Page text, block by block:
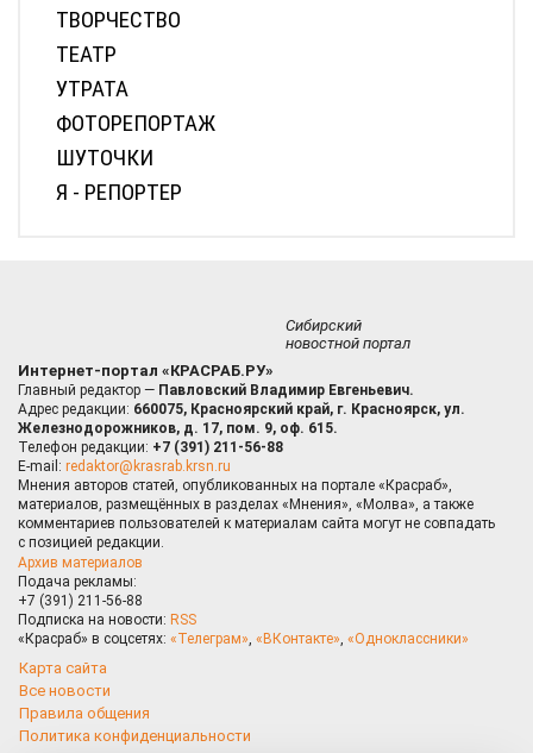
ТВОРЧЕСТВО
ТЕАТР
УТРАТА
ФОТОРЕПОРТАЖ
ШУТОЧКИ
Я - РЕПОРТЕР
Сибирский
новостной портал
Интернет-портал «КРАСРАБ.РУ»
Главный редактор — Павловский Владимир Евгеньевич.
Адрес редакции: 660075, Красноярский край, г. Красноярск, ул.
Железнодорожников, д. 17, пом. 9, оф. 615.
Телефон редакции: +7 (391) 211-56-88
E-mail: redaktor@krasrab.krsn.ru
Мнения авторов статей, опубликованных на портале «Красраб»,
материалов, размещённых в разделах «Мнения», «Молва», а также
комментариев пользователей к материалам сайта могут не совпадать
с позицией редакции.
Архив материалов
Подача рекламы:
+7 (391) 211-56-88
Подписка на новости: RSS
«Красраб» в соцсетях: «Телеграм» «ВКонтакте» «Одноклассники»
Карта сайта
Все новости
Правила общения
Политика конфиденциальности